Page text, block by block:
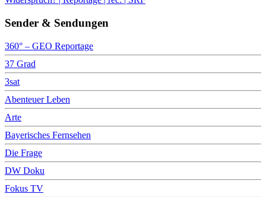
Sender & Sendungen
360° – GEO Reportage
37 Grad
3sat
Abenteuer Leben
Arte
Bayerisches Fernsehen
Die Frage
DW Doku
Fokus TV